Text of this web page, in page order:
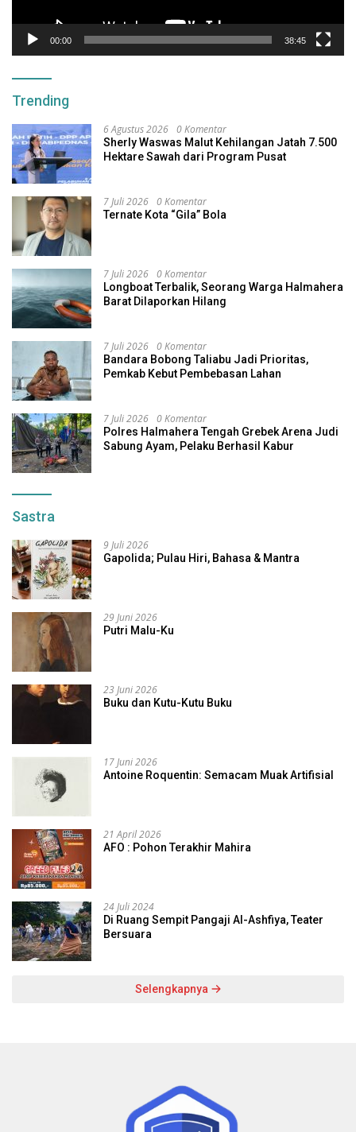
00:00 38:45
Trending
6 Agustus 2026 0 Komentar
Sherly Waswas Malut Kehilangan Jatah 7.500
Hektare Sawah dari Program Pusat
7 Juli 2026 0 Komentar
Ternate Kota “Gila” Bola
7 Juli 2026 0 Komentar
Longboat Terbalik, Seorang Warga Halmahera
Barat Dilaporkan Hilang
7 Juli 2026 0 Komentar
Bandara Bobong Taliabu Jadi Prioritas,
Pemkab Kebut Pembebasan Lahan
7 Juli 2026 0 Komentar
Polres Halmahera Tengah Grebek Arena Judi
Sabung Ayam, Pelaku Berhasil Kabur
Sastra
9 Juli 2026
Gapolida; Pulau Hiri, Bahasa & Mantra
29 Juni 2026
Putri Malu-Ku
23 Juni 2026
Buku dan Kutu-Kutu Buku
17 Juni 2026
Antoine Roquentin: Semacam Muak Artifisial
21 April 2026
AFO : Pohon Terakhir Mahira
24 Juli 2024
Di Ruang Sempit Pangaji Al-Ashfiya, Teater
Bersuara
Selengkapnya